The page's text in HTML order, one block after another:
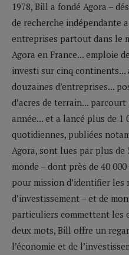
1978, Bill a fondé Agora –
de recherche indépendante
entreprises partout dans le
Agora en France... emploie
investi sur cinq continents...
douzaines d’entreprises...
d’acres de terrain...
année... et a lancé plus de 1
quotidiennes, publiées
Agora, sont lues par plus de
monde – dont près de 40
pour mission d’identifier
d’investissement – et de
particuliers commettent les
deux mots, Bill offre un
l’économie et de